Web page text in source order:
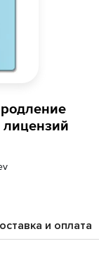
лицензий
и оплата